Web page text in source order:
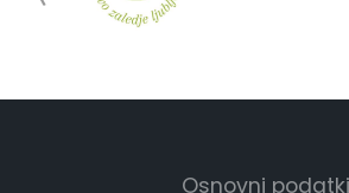
Osnovni podatki